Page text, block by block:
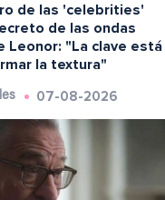
de las 'celebrities'
de las ondas
Leonor: "La clave está
la textura"
07-08-2026